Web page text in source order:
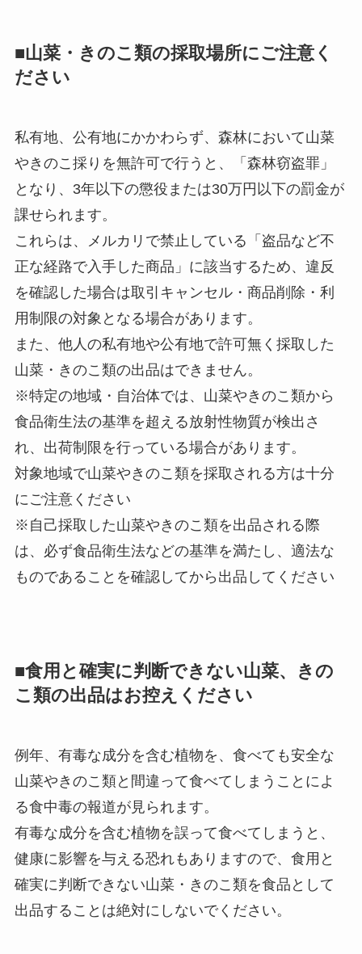
■山菜・きのこ類の採取場所にご注意く
ださい
私有地、公有地にかかわらず、森林において山菜
やきのこ採りを無許可で行うと、「森林窃盗罪」
となり、3年以下の懲役または30万円以下の罰金が
課せられます。
これらは、メルカリで禁止している「盗品など不
正な経路で入手した商品」に該当するため、違反
を確認した場合は取引キャンセル・商品削除・利
用制限の対象となる場合があります。
また、他人の私有地や公有地で許可無く採取した
山菜・きのこ類の出品はできません。
※特定の地域・自治体では、山菜やきのこ類から
食品衛生法の基準を超える放射性物質が検出さ
れ、出荷制限を行っている場合があります。
対象地域で山菜やきのこ類を採取される方は十分
にご注意ください
※自己採取した山菜やきのこ類を出品される際
は、必ず食品衛生法などの基準を満たし、 適法な
ものであることを確認してから出品してください
■食用と確実に判断できない山菜、きの
こ類の出品はお控えください
例年、有毒な成分を含む植物を、食べても安全な
山菜やきのこ類と間違って食べてしまうことによ
る食中毒の報道が見られます。
有毒な成分を含む植物を誤って食べてしまうと、
健康に影響を与える恐れもありますので、食用と
確実に判断できない山菜・きのこ類を食品として
出品することは絶対にしないでください。